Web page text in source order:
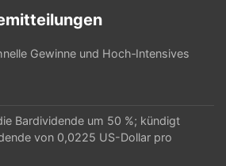
Gewinne und Hoch‑Intensives
Bardividende um 50 %; kündigt
von 0,0225 US-Dollar pro